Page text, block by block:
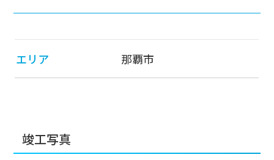
エリア 那覇市
竣工写真